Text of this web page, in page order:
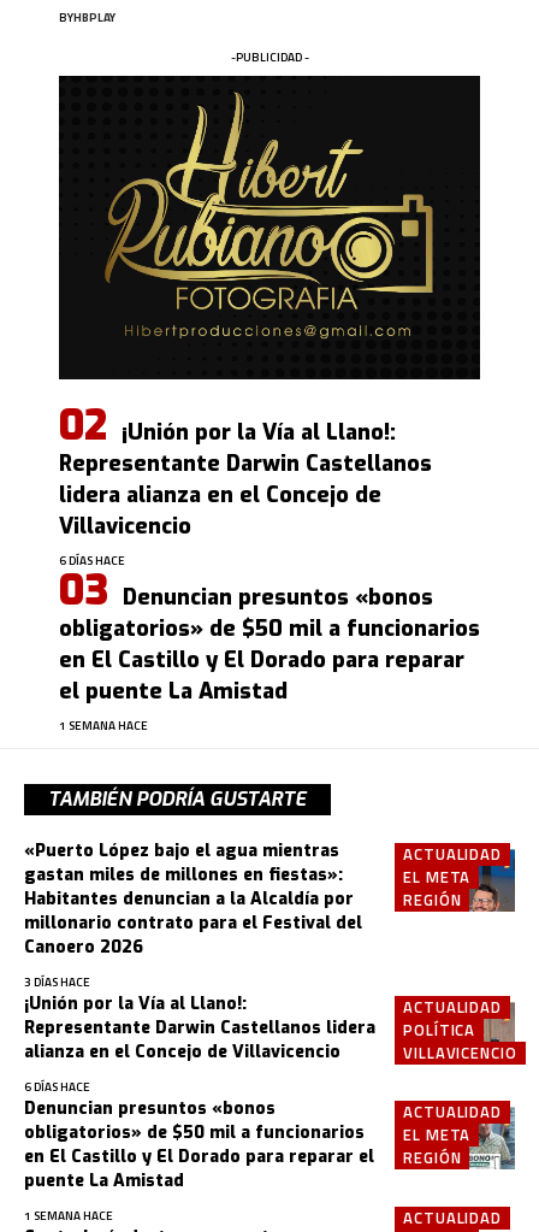
BYHBPLAY
-PUBLICIDAD -
¡Unión por la Vía al Llano!:
Representante Darwin Castellanos
lidera alianza en el Concejo de
Villavicencio
6 DÍAS HACE
Denuncian presuntos «bonos
obligatorios» de $50 mil a funcionarios
en El Castillo y El Dorado para reparar
el puente La Amistad
1 SEMANA HACE
TAMBIÉN PODRÍA GUSTARTE
ACTUALIDAD
EL META
REGIÓN
«Puerto López bajo el agua mientras
gastan miles de millones en fiestas»:
Habitantes denuncian a la Alcaldía por
millonario contrato para el Festival del
Canoero 2026
3 DÍAS HACE
ACTUALIDAD
POLÍTICA
VILLAVICENCIO
¡Unión por la Vía al Llano!:
Representante Darwin Castellanos lidera
alianza en el Concejo de Villavicencio
6 DÍAS HACE
ACTUALIDAD
EL META
REGIÓN
Denuncian presuntos «bonos
obligatorios» de $50 mil a funcionarios
en El Castillo y El Dorado para reparar el
puente La Amistad
1 SEMANA HACE
ACTUALIDAD